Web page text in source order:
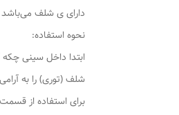
دارای ی شلف می‌باشد
نحوه استفاده:
ابتدا داخل سینی
شلف (توری) را به
برای استفاده از